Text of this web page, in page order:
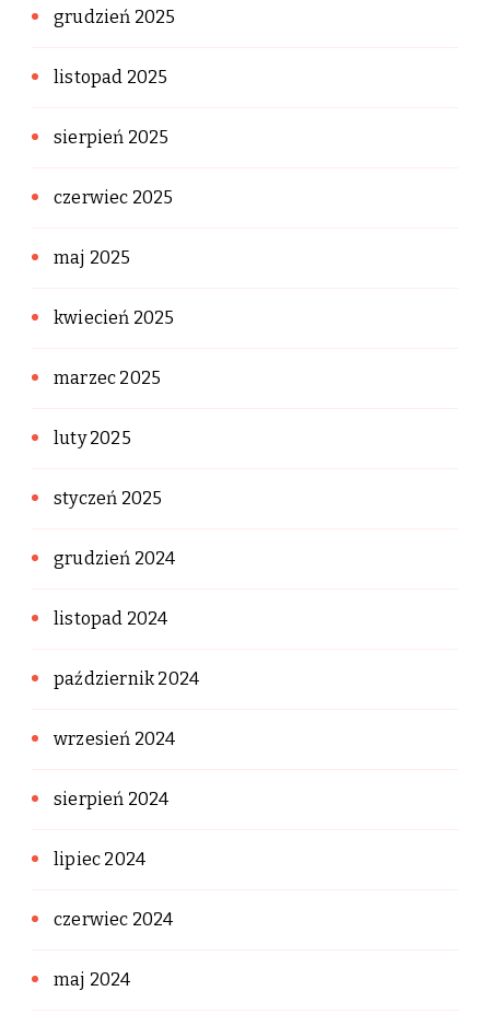
grudzień 2025
listopad 2025
sierpień 2025
czerwiec 2025
maj 2025
kwiecień 2025
marzec 2025
luty 2025
styczeń 2025
grudzień 2024
listopad 2024
październik 2024
wrzesień 2024
sierpień 2024
lipiec 2024
czerwiec 2024
maj 2024